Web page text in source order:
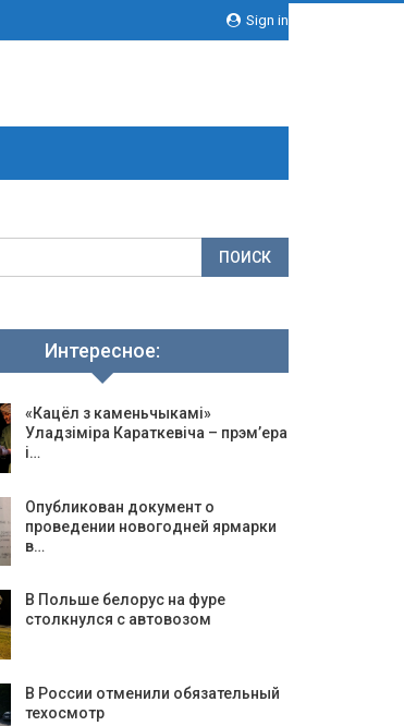
Sign in
Интересное:
«Кацёл з каменьчыкамі»
Уладзіміра Караткевіча – прэм’ера
і…
Опубликован документ о
проведении новогодней ярмарки
в…
В Польше белорус на фуре
столкнулся с автовозом
В России отменили обязательный
техосмотр